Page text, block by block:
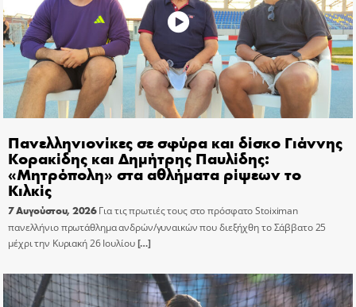
Πανελληνιονίκες σε σφύρα και δίσκο Γιάννης
Κορακίδης και Δημήτρης Παυλίδης:
«Μητρόπολη» στα αθλήματα ρίψεων το
Κιλκίς
7 Αυγούστου, 2026 Για τις πρωτιές τους στο πρόσφατο Stoiximan
πανελλήνιο πρωτάθλημα ανδρών/γυναικών που διεξήχθη το Σάββατο 25
μέχρι την Κυριακή 26 Ιουλίου[…]